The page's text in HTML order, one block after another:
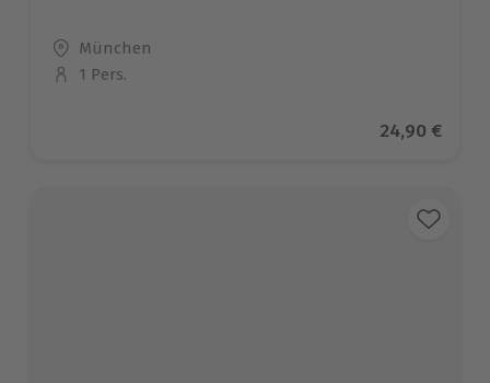
Standort
München
Anzahl der Teilnehmer
1 Pers.
Aktueller
24,90 €